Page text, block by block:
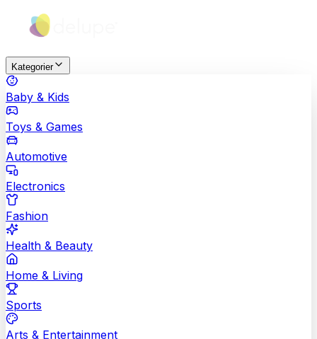
Kategorier
Baby & Kids
Toys & Games
Automotive
Electronics
Fashion
Health & Beauty
Home & Living
Sports
Arts & Entertainment